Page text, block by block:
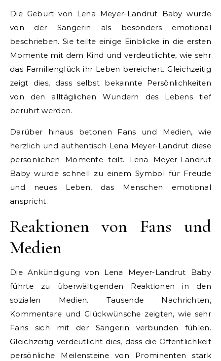
Die Geburt von Lena Meyer-Landrut Baby wurde
von der Sängerin als besonders emotional
beschrieben. Sie teilte einige Einblicke in die ersten
Momente mit dem Kind und verdeutlichte, wie sehr
das Familienglück ihr Leben bereichert. Gleichzeitig
zeigt dies, dass selbst bekannte Persönlichkeiten
von den alltäglichen Wundern des Lebens tief
berührt werden.
Darüber hinaus betonen Fans und Medien, wie
herzlich und authentisch Lena Meyer-Landrut diese
persönlichen Momente teilt. Lena Meyer-Landrut
Baby wurde schnell zu einem Symbol für Freude
und neues Leben, das Menschen emotional
anspricht.
Reaktionen von Fans und
Medien
Die Ankündigung von Lena Meyer-Landrut Baby
führte zu überwältigenden Reaktionen in den
sozialen Medien. Tausende Nachrichten,
Kommentare und Glückwünsche zeigten, wie sehr
Fans sich mit der Sängerin verbunden fühlen.
Gleichzeitig verdeutlicht dies, dass die Öffentlichkeit
persönliche Meilensteine von Prominenten stark